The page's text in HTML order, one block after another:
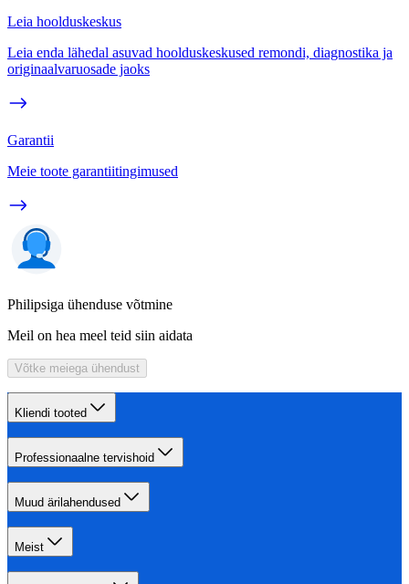
Leia hoolduskeskus
Leia enda lähedal asuvad hoolduskeskused remondi, diagnostika ja
originaalvaruosade jaoks
Garantii
Meie toote garantiitingimused
Philipsiga ühenduse võtmine
Meil on hea meel teid siin aidata
Võtke meiega ühendust
Kliendi tooted
Professionaalne tervishoid
Muud ärilahendused
Meist